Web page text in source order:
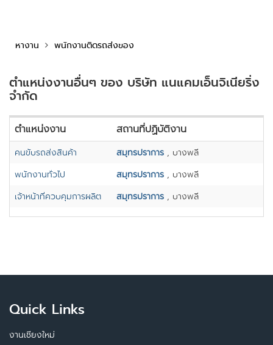
หางาน พนักงานติดรถส่งของ
ตำแหน่งงานอื่นๆ ของ บริษัท แนแคมเอ็นจิเนียริ่ง
จำกัด
ตำแหน่งงาน สถานที่ปฏิบัติงาน
คนขับรถส่งสินค้า สมุทรปราการ , บางพลี
พนักงานทั่วไป
สมุทรปราการ , บางพลี
เจ้าหน้าที่ควบคุมการผลิต
สมุทรปราการ , บางพลี
Quick Links
งานเชียงใหม่